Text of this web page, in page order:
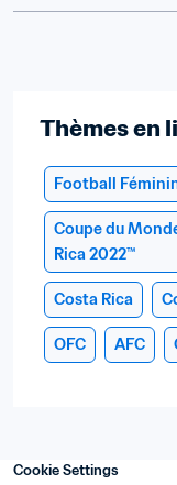
Thèmes en
Football
Coupe du
Rica 2022™
Costa Rica
OFC AFC
Cookie Settings